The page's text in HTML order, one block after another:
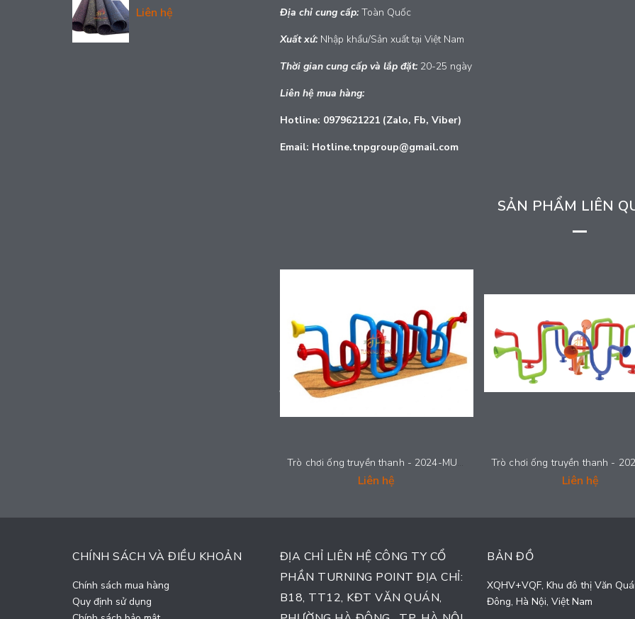
Địa chỉ cung cấp:Toàn Quốc
Xuấtxứ:Nhập khẩu/Sản xuất tại Việt Nam
Thời gian cung cấp và lắp đặt:20-25 ngày
Liên hệ mua hàng:
Hotline: 0979621221 (Zalo, Fb, Viber)
Email: Hotline.tnpgroup@gmail.com
SẢN PHẨM LIÊN
Trò chơi ống truyền thanh - 2024-MUSIC-113
Liên hệ Liên hệ
Liên hệ
CHÍNH SÁCH VÀ ĐIỀU KHOẢN
Chính sách mua hàng
Quy định sử dụng
ĐỊA CHỈ LIÊN HỆ CÔNG TY CỔ
PHẦN TURNING POINT ĐỊA CHỈ:
B18, TT12, KĐT VĂN QUÁN,
BẢN ĐỒ
XQHV+VQF, Khu đô thị Văn
Đông, Hà Nội, Việt Nam